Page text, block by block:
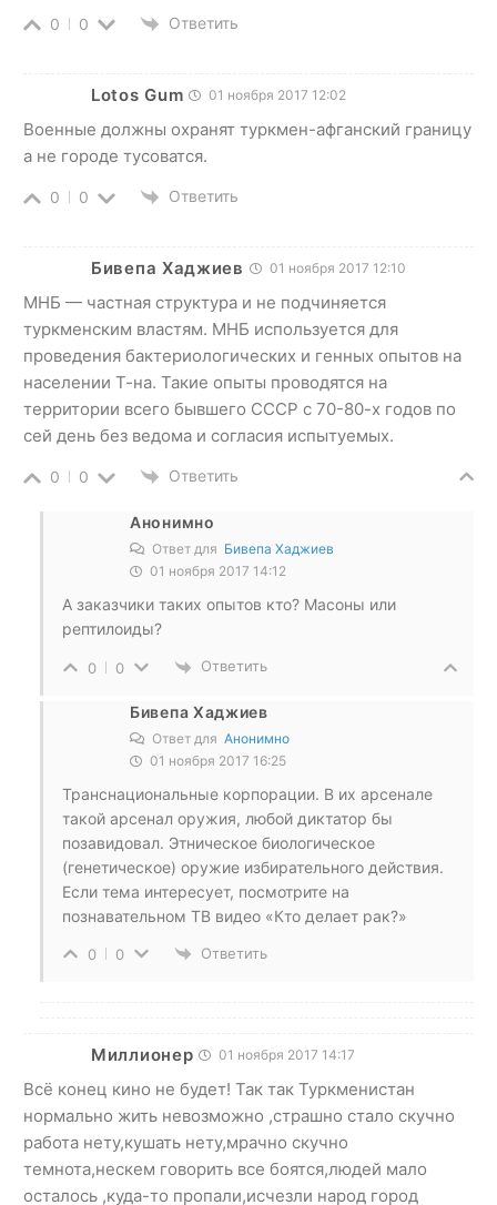
0 0 Ответить
Lotos Gum 01 ноября 2017 12:02
Военные должны охранят туркмен-афганский границу
а не городе тусоватся.
0 0 Ответить
Бивепа Хаджиев 01 ноября 2017 12:10
МНБ — частная структура и не подчиняется
туркменским властям. МНБ используется для
проведения бактериологических и генных опытов на
населении Т-на. Такие опыты проводятся на
территории всего бывшего СССР с 70-80-х годов по
сей день без ведома и согласия испытуемых.
0 0 Ответить
Анонимно
Ответ для Бивепа Хаджиев
01 ноября 2017 14:12
А заказчики таких опытов кто? Масоны или
рептилоиды?
0 0 Ответить
Бивепа Хаджиев
Ответ для Анонимно
01 ноября 2017 16:25
Транснациональные корпорации. В их арсенале
такой арсенал оружия, любой диктатор бы
позавидовал. Этническое биологическое
(генетическое) оружие избирательного действия.
Если тема интересует, посмотрите на
познавательном ТВ видео «Кто делает рак?»
0 0 Ответить
Миллионер 01 ноября 2017 14:17
Всё конец кино не будет! Так так Туркменистан
нормально жить невозможно ,страшно стало скучно
работа нету,кушать нету,мрачно скучно
темнота,нескем говорить все боятся,людей мало
осталось ,куда-то пропали,исчезли народ город